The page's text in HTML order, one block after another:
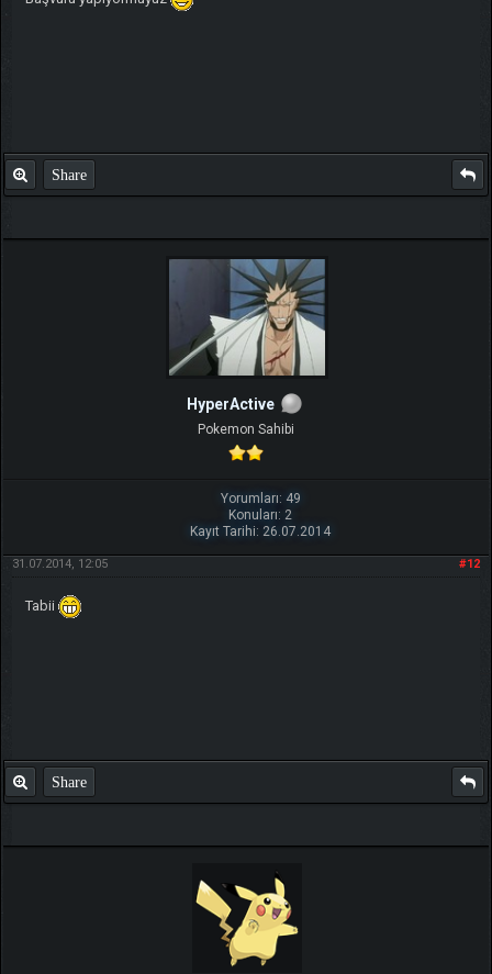
Share
HyperActive
Pokemon Sahibi
Yorumları: 49
Konuları: 2
Kayıt Tarihi: 26.07.2014
#12
31.07.2014, 12:05
Tabii
Share